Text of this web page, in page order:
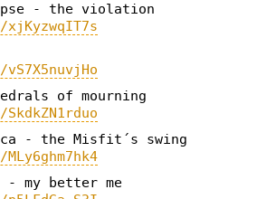
- the violation
of mourning
- the Misfit´s swing
my better me